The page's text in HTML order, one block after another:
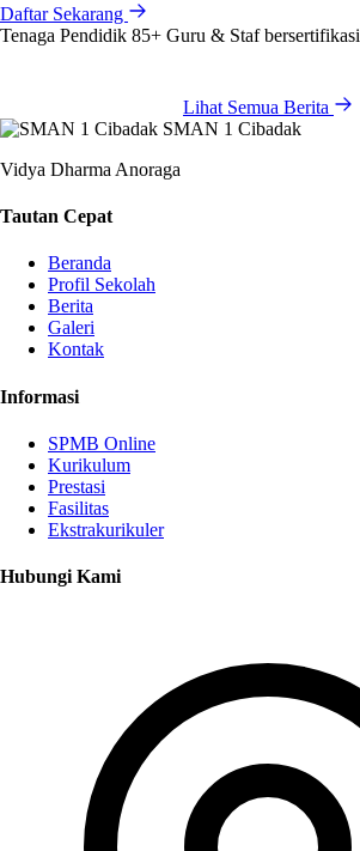
Daftar Sekarang
Tenaga Pendidik 85+ Guru & Staf bersertifikasi
Lihat Semua Berita
SMAN 1 Cibadak
Vidya Dharma Anoraga
Tautan Cepat
Beranda
Profil Sekolah
Berita
Galeri
Kontak
Informasi
SPMB Online
Kurikulum
Prestasi
Fasilitas
Ekstrakurikuler
Hubungi Kami